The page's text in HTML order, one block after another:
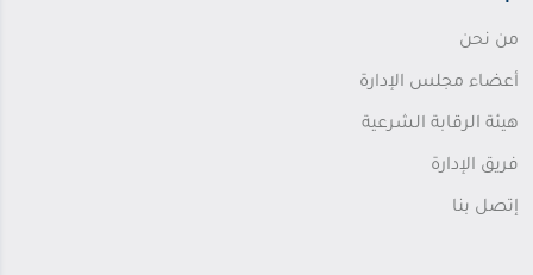
من نحن
أعضاء مجلس الإدارة
هيئة الرقابة الشرعية
فريق الإدارة
إتصل بنا